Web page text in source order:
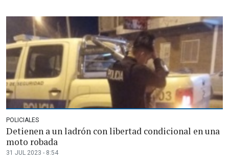
POLICIALES
Detienen a un ladrón con libertad condicional en una
moto robada
31 JUL 2023 - 8:54